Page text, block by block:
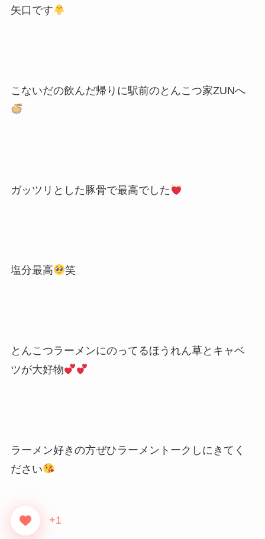
矢口です
こないだの飲んだ帰りに駅前のとんこつ家ZUNへ
ガッツリとした豚骨で最高でした
塩分最高 笑
とんこつラーメンにのってるほうれん草とキャベ
ツが大好物
ラーメン好きの方ぜひラーメントークしにきてく
ださい
+1